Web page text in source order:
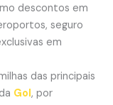
descontos em
seguro
em
das principais
Gol, por